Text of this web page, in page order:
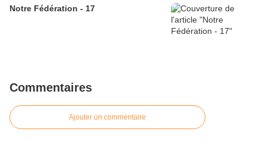
Notre Fédération - 17
Commentaires
Ajouter un commentaire